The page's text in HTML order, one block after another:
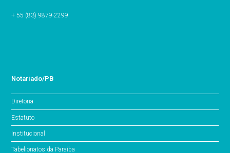
+ 55 (83) 9879-2299
Notariado/PB
Diretoria
Estatuto
Institucional
Tabelionatos da Paraíba